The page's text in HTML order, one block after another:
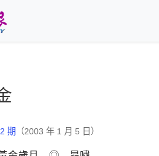
期 （2003 年 1 月 5 日）